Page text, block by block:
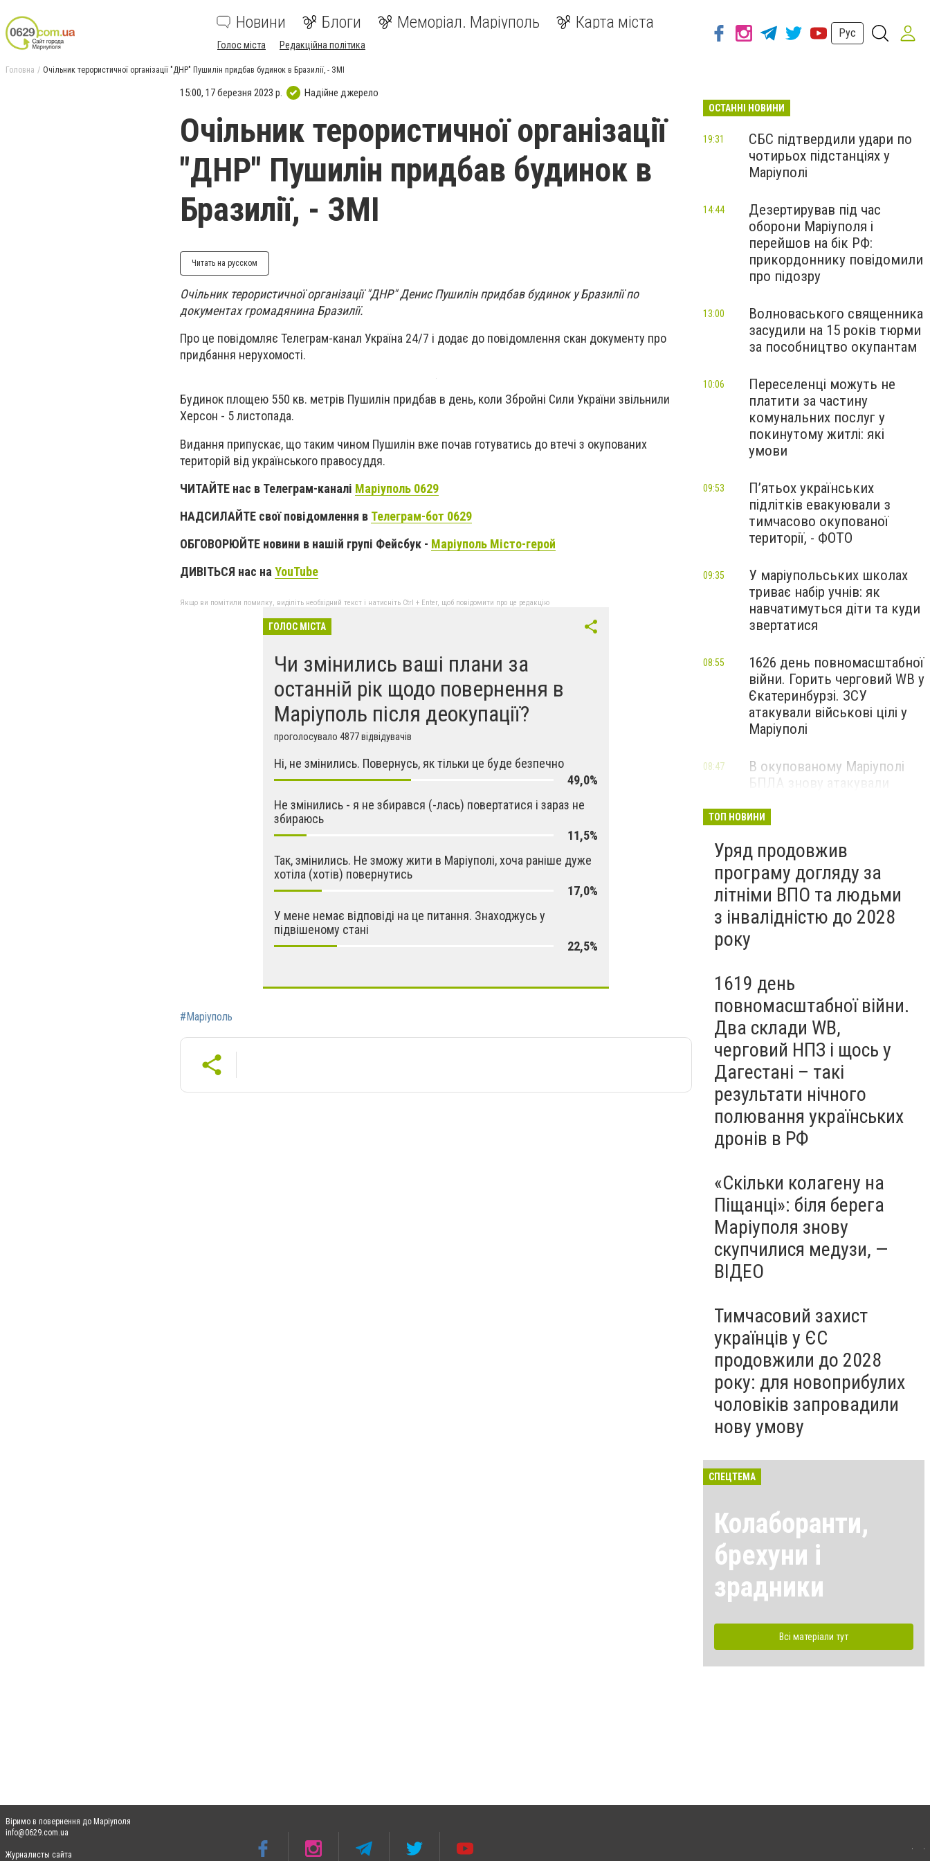
Новини Блоги Меморіал. Маріуполь Карта міста
Голос міста Редакційна політика
Рус
Головна Очільник терористичної організації "ДНР" Пушилін придбав будинок в Бразилії, - ЗМІ
15:00, 17 березня 2023 р. Надійне джерело
Очільник терористичної організації
"ДНР" Пушилін придбав будинок в
Бразилії, - ЗМІ
Читать на русском
Очільник терористичної організації "ДНР" Денис Пушилін придбав будинок у Бразилії по
документах громадянина Бразилії.
Про це повідомляє Телеграм-канал Україна 24/7 і додає до повідомлення скан документу про
придбання нерухомості.
Будинок площею 550 кв. метрів Пушилін придбав в день, коли Збройні Сили України звільнили
Херсон - 5 листопада.
Видання припускає, що таким чином Пушилін вже почав готуватись до втечі з окупованих
територій від українського правосуддя.
ЧИТАЙТЕ нас в Телеграм-каналі Маріуполь 0629
НАДСИЛАЙТЕ свої повідомлення в Телеграм-бот 0629
ОБГОВОРЮЙТЕ новини в нашій групі Фейсбук - Маріуполь Місто-герой
ДИВІТЬСЯ нас наYouTube
Якщо ви помітили помилку, виділіть необхідний текст і натисніть Ctrl + Enter, щоб повідомити про це редакцію
ГОЛОС МІСТА
Чи змінились ваші плани за
останній рік щодо повернення в
Маріуполь після деокупації?
проголосувало 4877 відвідувачів
Ні, не змінились. Повернусь, як тільки це буде безпечно
49,0%
Не змінились - я не збирався (-лась) повертатися і зараз не
збираюсь
11,5%
Так, змінились. Не зможу жити в Маріуполі, хоча раніше дуже
хотіла (хотів) повернутись
17,0%
У мене немає відповіді на це питання. Знаходжусь у
підвішеному стані
22,5%
#Маріуполь
ОСТАННІ НОВИНИ
СБС підтвердили удари по
чотирьох підстанціях у
Маріуполі
19:31
Дезертирував під час
оборони Маріуполя і
перейшов на бік РФ:
прикордоннику повідомили
про підозру
14:44
Волноваського священника
засудили на 15 років тюрми
за пособництво окупантам
13:00
Переселенці можуть не
платити за частину
комунальних послуг у
покинутому житлі: які
умови
10:06
П’ятьох українських
підлітків евакуювали з
тимчасово окупованої
території, - ФОТО
09:53
У маріупольських школах
триває набір учнів: як
навчатимуться діти та куди
звертатися
09:35
1626 день повномасштабної
війни. Горить черговий WB у
Єкатеринбурзі. ЗСУ
атакували військові цілі у
Маріуполі
08:55
В окупованому Маріуполі
БПЛА знову атакували
— ВІДЕО
08:47
ТОП НОВИНИ
Уряд продовжив
програму догляду за
літніми ВПО та людьми
з інвалідністю до 2028
року
1619 день
повномасштабної війни.
Два склади WB,
черговий НПЗ і щось у
Дагестані – такі
результати нічного
полювання українських
дронів в РФ
«Скільки колагену на
Піщанці»: біля берега
Маріуполя знову
скупчилися медузи, —
ВІДЕО
Тимчасовий захист
українців у ЄС
продовжили до 2028
року: для новоприбулих
чоловіків запровадили
нову умову
СПЕЦТЕМА
Колаборанти,
брехуни і
зрадники
Всі матеріали тут
Віримо в повернення до Маріуполя
info@0629.com.ua
Журналисты сайта